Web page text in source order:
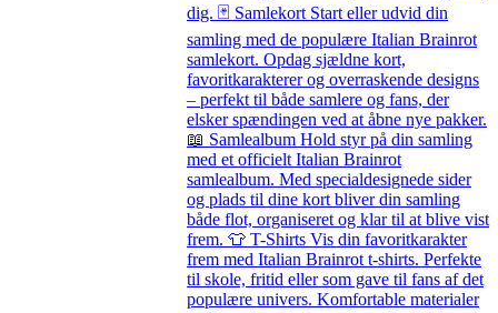
dig. 🃏 Samlekort Start eller udvid din
samling med de populære Italian Brainrot
samlekort. Opdag sjældne kort,
favoritkarakterer og overraskende designs
– perfekt til både samlere og fans, der
elsker spændingen ved at åbne nye pakker.
📖 Samlealbum Hold styr på din samling
med et officielt Italian Brainrot
samlealbum. Med specialdesignede sider
og plads til dine kort bliver din samling
både flot, organiseret og klar til at blive vist
frem. 👕 T-Shirts Vis din favoritkarakter
frem med Italian Brainrot t-shirts. Perfekte
til skole, fritid eller som gave til fans af det
populære univers. Komfortable materialer